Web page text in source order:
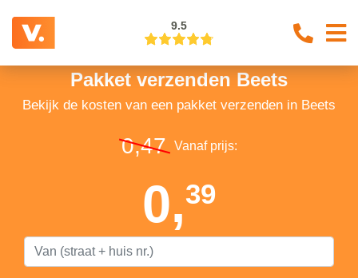
9.5
Pakket verzenden Beets
Bekijk de kosten van een pakket verzenden in Beets
0,47 Vanaf prijs:
0,39